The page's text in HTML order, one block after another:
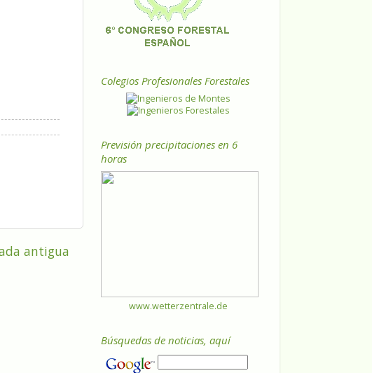
antigua
Colegios Profesionales Forestales
Previsión precipitaciones en 6
horas
www.wetterzentrale.de
Búsquedas de noticias, aquí